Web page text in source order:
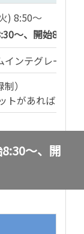
) 8:50～
:30～、開始8
ンテグレータ
）
トがあればどこ
:30～、開